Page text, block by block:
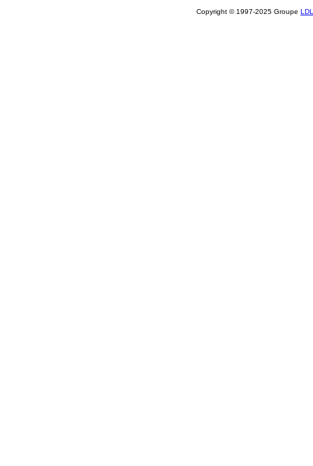
Copyright © 1997-2025 Groupe